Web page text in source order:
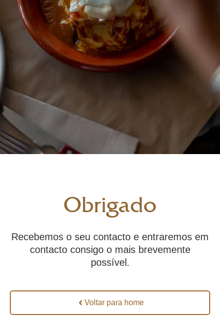
Obrigado
Recebemos o seu contacto e entraremos em
contacto consigo o mais brevemente
possível.
Voltar para home